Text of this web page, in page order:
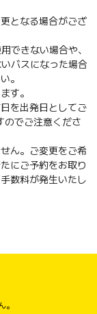
となる場合がござ
できない場合や、
バスになった場合
。
す。
を出発日としてご
でご注意くださ
ん。ご変更をご希
にご予約をお取り
数料が発生いたし